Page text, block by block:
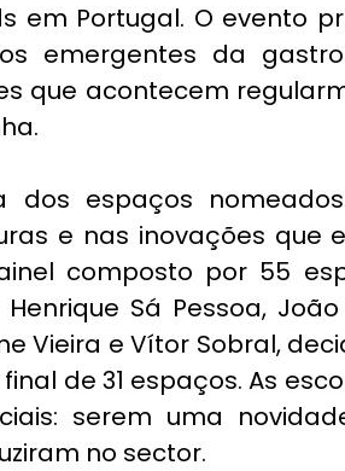
em Portugal. O evento
emergentes da
que acontecem
dos espaços
e nas inovações que
composto por 55
Henrique Sá Pessoa,
Vieira e Vítor Sobral,
de 31 espaços. As
serem uma
no sector.